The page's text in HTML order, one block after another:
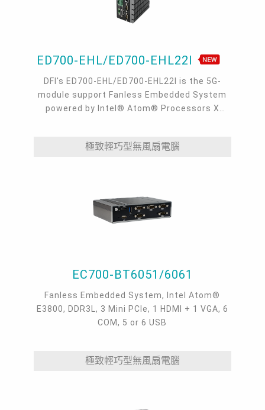
ED700-EHL/ED700-EHL22I
DFI's ED700-EHL/ED700-EHL22I is the 5G-
module support Fanless Embedded System
powered by Intel® Atom® Processors X
applications. ED700-EHL supports 5G cellular,
極致輕巧型無風扇電腦
EC700-BT6051/6061
Fanless Embedded System, Intel Atom®
E3800, DDR3L, 3 Mini PCIe, 1 HDMI + 1 VGA, 6
COM, 5 or 6 USB
極致輕巧型無風扇電腦